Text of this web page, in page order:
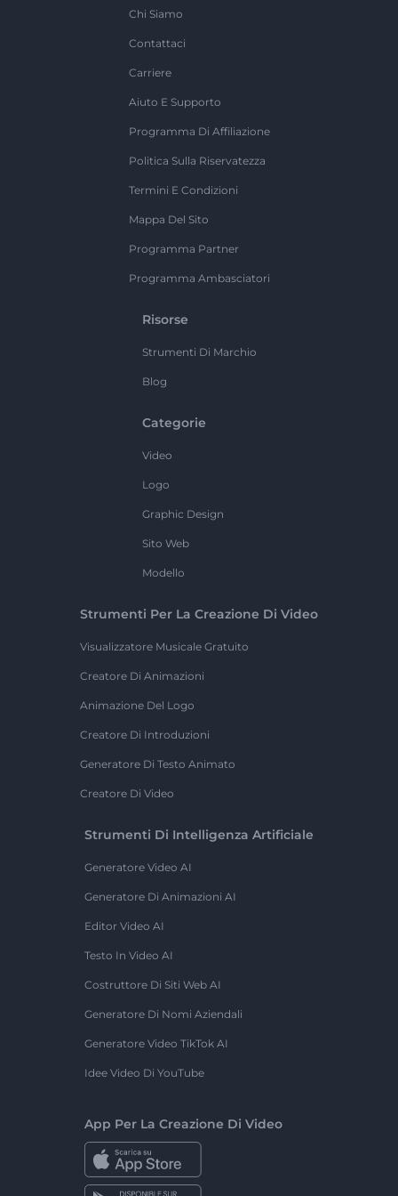
Chi Siamo
Contattaci
Carriere
Aiuto E Supporto
Programma Di Affiliazione
Politica Sulla Riservatezza
Termini E Condizioni
Mappa Del Sito
Programma Partner
Programma Ambasciatori
Risorse
Strumenti Di Marchio
Blog
Categorie
Video
Logo
Graphic Design
Sito Web
Modello
Strumenti Per La Creazione Di Video
Visualizzatore Musicale Gratuito
Creatore Di Animazioni
Animazione Del Logo
Creatore Di Introduzioni
Generatore Di Testo Animato
Creatore Di Video
Strumenti Di Intelligenza Artificiale
Generatore Video AI
Generatore Di Animazioni AI
Editor Video AI
Testo In Video AI
Costruttore Di Siti Web AI
Generatore Di Nomi Aziendali
Generatore Video TikTok AI
Idee Video Di YouTube
App Per La Creazione Di Video